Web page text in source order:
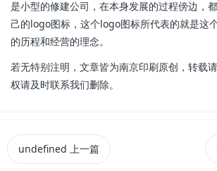
是小型的修建公司，在本身发展的过程傍边，
己的logo图标，这个logo图标所代表的就是这
的历程和经营的理念。
若无特别注明，文章皆为南京印刷原创，转载
权请及时联系我们删除。
undefined 上一篇